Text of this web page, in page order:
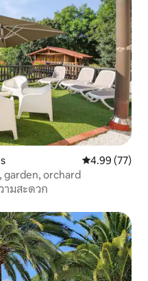
คะแนนเฉลี่ย
4.99 (77)
garden, orchard
ามสะดวก